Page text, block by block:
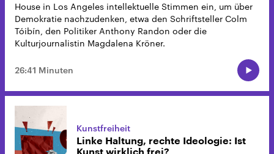
House in Los Angeles intellektuelle Stimmen ein, um über
Demokratie nachzudenken, etwa den Schriftsteller Colm
Tóibín, den Politiker Anthony Randon oder die
Kulturjournalistin Magdalena Kröner.
26:41 Minuten
Kunstfreiheit
Linke Haltung, rechte Ideologie: Ist
Kunst wirklich frei?